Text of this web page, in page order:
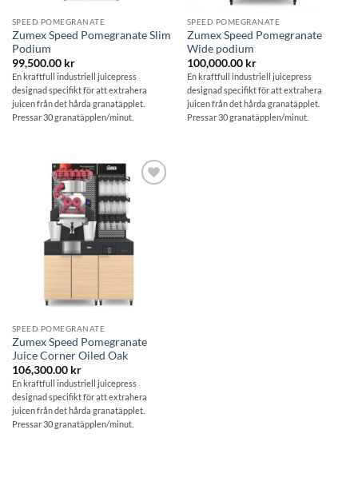
SPEED POMEGRANATE
Zumex Speed Pomegranate Slim
Podium
99,500.00 kr
En kraftfull industriell juicepress
designad specifikt för att extrahera
juicen från det hårda granatäpplet.
Pressar 30 granatäpplen/minut.
SPEED POMEGRANATE
Zumex Speed Pomegranate
Wide podium
100,000.00 kr
En kraftfull industriell juicepress
designad specifikt för att extrahera
juicen från det hårda granatäpplet.
Pressar 30 granatäpplen/minut.
Lägg till i
önskelistan
SPEED POMEGRANATE
Zumex Speed Pomegranate
Juice Corner Oiled Oak
106,300.00 kr
En kraftfull industriell juicepress
designad specifikt för att extrahera
juicen från det hårda granatäpplet.
Pressar 30 granatäpplen/minut.